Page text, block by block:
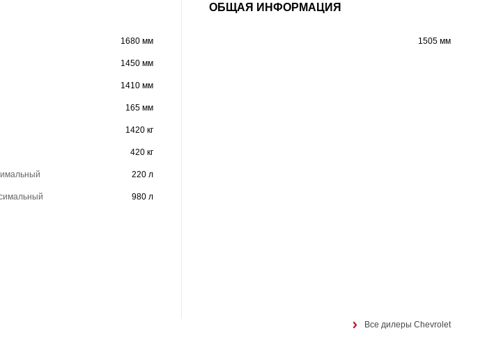
1680 мм
1450 мм
1410 мм
165 мм
1420 кг
420 кг
220 л
980 л
ОБЩАЯ ИНФОРМАЦИЯ
1505 мм
Все дилеры Chevrolet